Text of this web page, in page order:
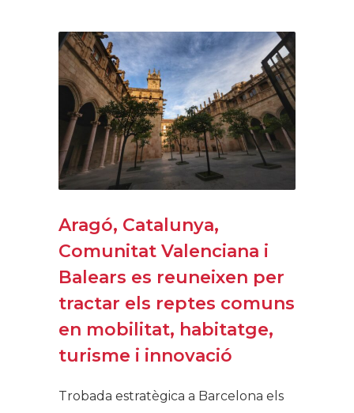
Aragó, Catalunya,
Comunitat Valenciana i
Balears es reuneixen per
tractar els reptes comuns
en mobilitat, habitatge,
turisme i innovació
Trobada estratègica a Barcelona els